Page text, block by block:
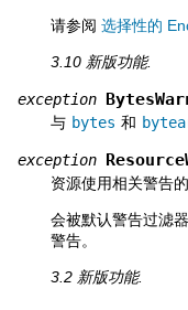
请参阅 选择性的
3.10 新版功能.
exception
与 bytes 和
exception
资源使用相关警告的
会被默认警告过滤
警告。
3.2 新版功能.